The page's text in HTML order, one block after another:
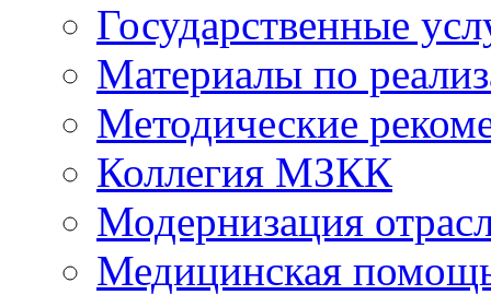
Государственные
Материалы по
Методические
Коллегия МЗКК
Модернизация
Медицинская